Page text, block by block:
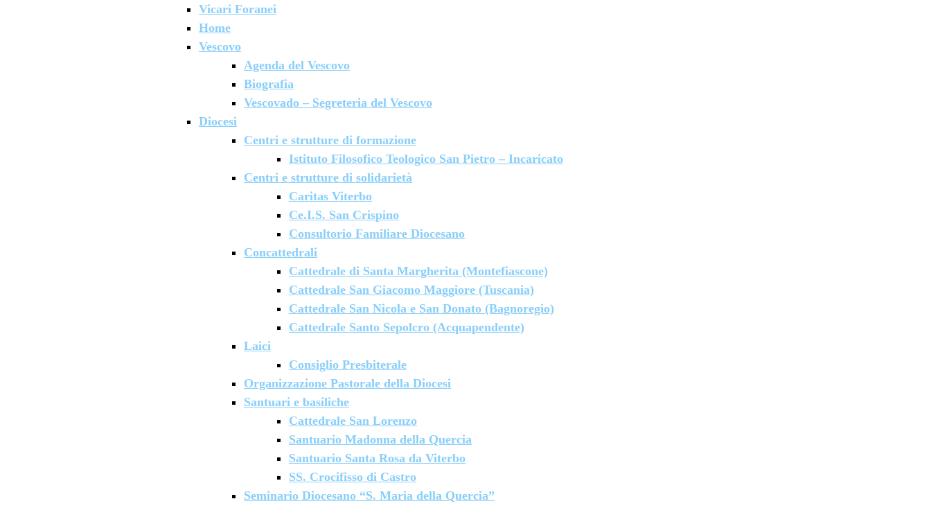
Vicari Foranei
Home
Vescovo
Agenda del Vescovo
Biografia
Vescovado – Segreteria del Vescovo
Diocesi
Centri e strutture di formazione
Istituto Filosofico Teologico San Pietro – Incaricato
Centri e strutture di solidarietà
Caritas Viterbo
Ce.I.S. San Crispino
Consultorio Familiare Diocesano
Concattedrali
Cattedrale di Santa Margherita (Montefiascone)
Cattedrale San Giacomo Maggiore (Tuscania)
Cattedrale San Nicola e San Donato (Bagnoregio)
Cattedrale Santo Sepolcro (Acquapendente)
Laici
Consiglio Presbiterale
Organizzazione Pastorale della Diocesi
Santuari e basiliche
Cattedrale San Lorenzo
Santuario Madonna della Quercia
Santuario Santa Rosa da Viterbo
SS. Crocifisso di Castro
Seminario Diocesano “S. Maria della Quercia”